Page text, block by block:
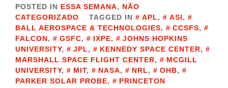
POSTED IN ESSA SEMANA, NÃO
CATEGORIZADO
TAGGED IN APL, ASI,
BALL AEROSPACE & TECHNOLOGIES, CCSFS,
FALCON, GSFC, IXPE,
JOHNS HOPKINS
UNIVERSITY, JPL, KENNEDY SPACE CENTER,
MARSHALL SPACE FLIGHT CENTER,
MCGILL
UNIVERSITY, MIT, NASA, NRL, OHB,
PARKER SOLAR PROBE,
PRINCETON